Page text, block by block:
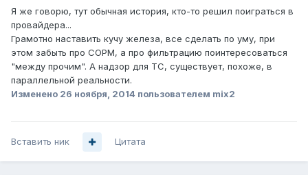
Я же говорю, тут обычная история, кто-то решил поиграться в
провайдера...
Грамотно наставить кучу железа, все сделать по уму, при
этом забыть про СОРМ, а про фильтрацию поинтересоваться
"между прочим". А надзор для ТС, существует, похоже, в
параллельной реальности.
Изменено 26 ноября, 2014 пользователем mix2
Вставить ник Цитата